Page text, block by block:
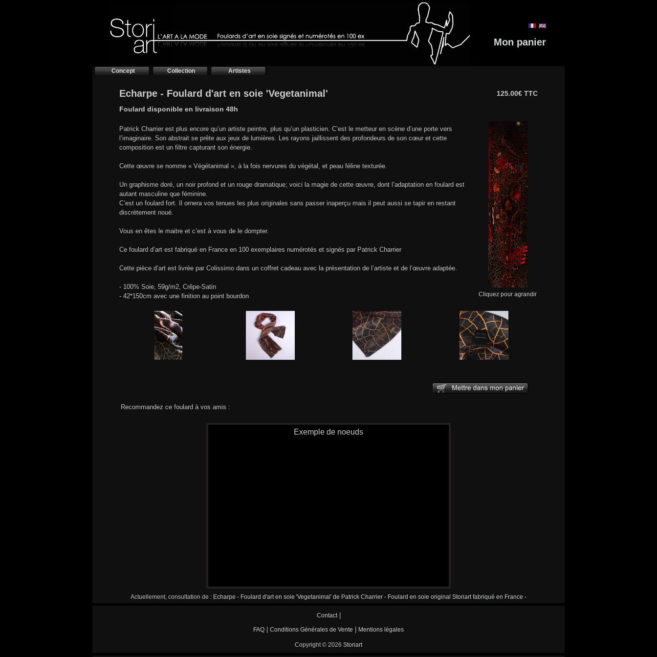
Mon panier
Concept Collection Artistes
Echarpe - Foulard d'art en soie 'Vegetanimal'
125.00€ TTC
Foulard disponible en livraison 48h
Cliquez pour agrandir
Patrick Charrier est plus encore qu’un artiste peintre, plus qu’un plasticien. C’est le metteur en scène d’une porte vers
l’imaginaire. Son abstrait se prête aux jeux de lumières. Les rayons jaillissent des profondeurs de son cœur et cette
composition est un filtre capturant son énergie.
Cette œuvre se nomme « Végétanimal », à la fois nervures du végétal, et peau féline texturée.
Un graphisme doré, un noir profond et un rouge dramatique; voici la magie de cette œuvre, dont l’adaptation en foulard est
autant masculine que féminine.
C’est un foulard fort. Il ornera vos tenues les plus originales sans passer inaperçu mais il peut aussi se tapir en restant
discrètement noué.
Vous en êtes le maitre et c’est à vous de le dompter.
Ce foulard d’art est fabriqué en France en 100 exemplaires numérotés et signés par Patrick Charrier
Cette pièce d’art est livrée par Colissimo dans un coffret cadeau avec la présentation de l’artiste et de l’œuvre adaptée.
- 100% Soie, 59g/m2, Crêpe-Satin
- 42*150cm avec une finition au point bourdon
Recommandez ce foulard à vos amis :
Exemple de noeuds
Actuellement, consultation de : Echarpe - Foulard d'art en soie 'Vegetanimal' de Patrick Charrier - Foulard en soie original Storiart fabriqué en France -
Contact|
FAQ Conditions Générales de Vente Mentions légales
Copyright © 2026 Storiart